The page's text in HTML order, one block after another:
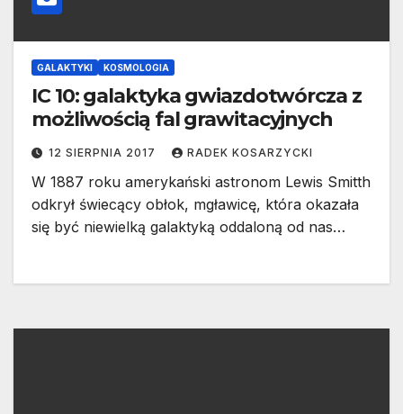
GALAKTYKI KOSMOLOGIA
IC 10: galaktyka gwiazdotwórcza z
możliwością fal grawitacyjnych
12 SIERPNIA 2017 RADEK KOSARZYCKI
W 1887 roku amerykański astronom Lewis Smitth
odkrył świecący obłok, mgławicę, która okazała
się być niewielką galaktyką oddaloną od nas…